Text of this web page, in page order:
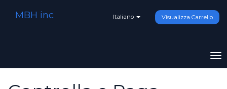
Italiano Visualizza Carrello
MBH inc